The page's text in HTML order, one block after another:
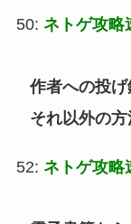
50: ネトゲ攻略
作者への投げ
それ以外の
52: ネトゲ攻略